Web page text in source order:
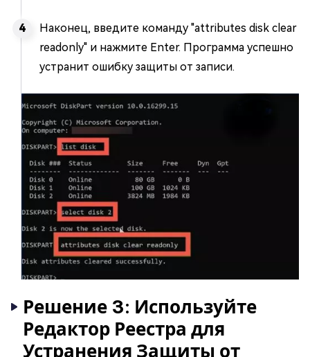
Наконец, введите команду "attributes disk clear
readonly" и нажмите Enter. Программа успешно
устранит ошибку защиты от записи.
Решение 3: Используйте
Редактор Реестра для
Устранения Защиты от